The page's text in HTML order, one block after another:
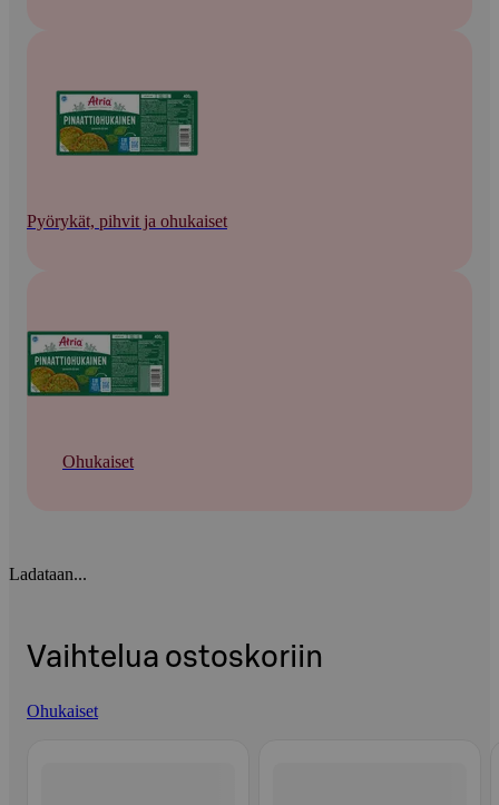
Pyörykät, pihvit ja ohukaiset
Ohukaiset
Ladataan...
Vaihtelua ostoskoriin
Ohukaiset